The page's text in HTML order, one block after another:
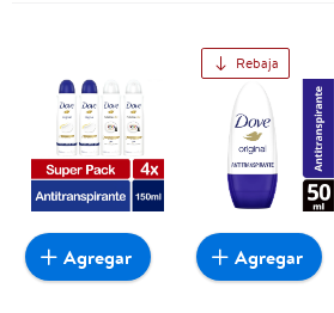
Agregar
Rebaja
Agregar